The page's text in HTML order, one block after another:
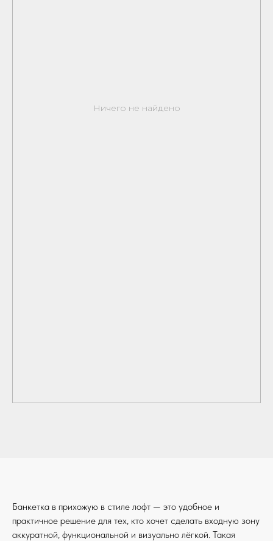
Ничего не найдено
Банкетка в прихожую в стиле лофт — это удобное и
практичное решение для тех, кто хочет сделать входную зону
аккуратной, функциональной и визуально лёгкой. Такая